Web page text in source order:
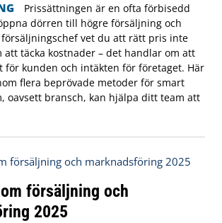
Prissättningen är en ofta förbisedd
dörren till högre försäljning och
försäljningschef vet du att rätt pris inte
att täcka kostnader – det handlar om att
för kunden och intäkten för företaget. Här
flera beprövade metoder för smart
oavsett bransch, kan hjälpa ditt team att
försäljning och
2025